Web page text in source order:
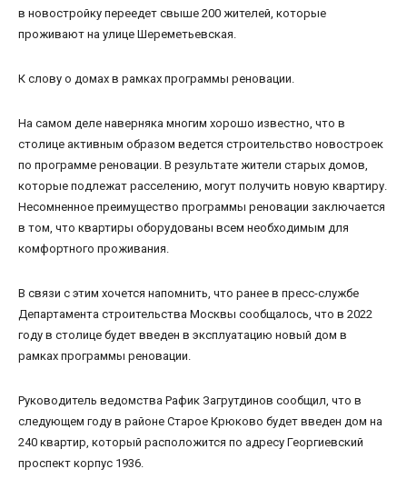
в новостройку переедет свыше 200 жителей, которые
проживают на улице Шереметьевская.
К слову о домах в рамках программы реновации.
На самом деле наверняка многим хорошо известно, что в
столице активным образом ведется строительство новостроек
по программе реновации. В результате жители старых домов,
которые подлежат расселению, могут получить новую квартиру.
Несомненное преимущество программы реновации заключается
в том, что квартиры оборудованы всем необходимым для
комфортного проживания.
В связи с этим хочется напомнить, что ранее в пресс-службе
Департамента строительства Москвы сообщалось, что в 2022
году в столице будет введен в эксплуатацию новый дом в
рамках программы реновации.
Руководитель ведомства Рафик Загрутдинов сообщил, что в
следующем году в районе Старое Крюково будет введен дом на
240 квартир, который расположится по адресу Георгиевский
проспект корпус 1936.